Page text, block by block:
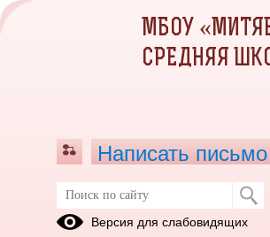
Информационная
МБОУ
СРЕДНЯЯ
Написать письмо
Версия для слабовидящих